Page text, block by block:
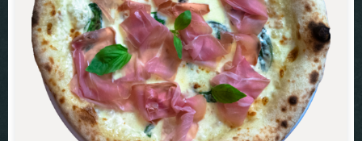
ZWISCHENSUMME: € 178,80
WARENKORB
ANZEIGEN
KASSE